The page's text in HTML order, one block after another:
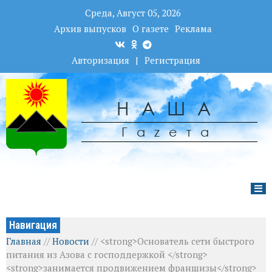
Среда, Август 05, 2026
Архив выпусков О газете Реклама
Авторизация | Регистрация
НАША
Гаzета
Навигация
Главная //Новости // <strong>Основатель сети быстрого
питания из Азова с господдержкой </strong>
<strong>занимается продвижением франшизы</strong>